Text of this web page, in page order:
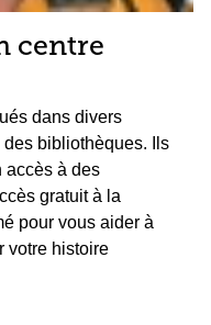
centre
dans divers
bibliothèques. Ils
accès à des
gratuit à la
pour vous aider à
votre histoire